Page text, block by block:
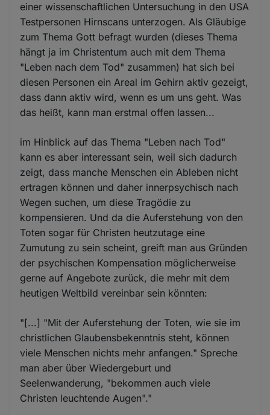
einer wissenschaftlichen Untersuchung in den USA
Testpersonen Hirnscans unterzogen. Als Gläubige
zum Thema Gott befragt wurden (dieses Thema
hängt ja im Christentum auch mit dem Thema
"Leben nach dem Tod" zusammen) hat sich bei
diesen Personen ein Areal im Gehirn aktiv gezeigt,
dass dann aktiv wird, wenn es um uns geht. Was
das heißt, kann man erstmal offen lassen...
im Hinblick auf das Thema "Leben nach Tod"
kann es aber interessant sein, weil sich dadurch
zeigt, dass manche Menschen ein Ableben nicht
ertragen können und daher innerpsychisch nach
Wegen suchen, um diese Tragödie zu
kompensieren. Und da die Auferstehung von den
Toten sogar für Christen heutzutage eine
Zumutung zu sein scheint, greift man aus Gründen
der psychischen Kompensation möglicherweise
gerne auf Angebote zurück, die mehr mit dem
heutigen Weltbild vereinbar sein könnten:
"[...] "Mit der Auferstehung der Toten, wie sie im
christlichen Glaubensbekenntnis steht, können
viele Menschen nichts mehr anfangen." Spreche
man aber über Wiedergeburt und
Seelenwanderung, "bekommen auch viele
Christen leuchtende Augen"."